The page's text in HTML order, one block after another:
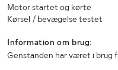
Motor startet og kørte
Kørsel / bevægelse testet
Information om brug:
Genstanden har været i brug